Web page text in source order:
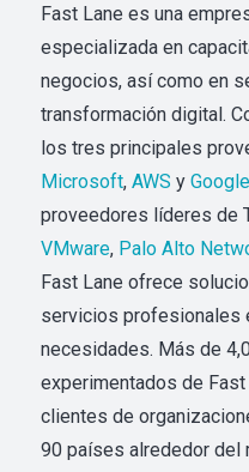
Fast Lane es una
especializada en
negocios, así como en
transformación digital.
los tres principales
Microsoft, AWS y Google
proveedores líderes de
VMware, Palo Alto
Fast Lane ofrece
servicios profesionales
necesidades. Más de
experimentados de
clientes de
90 países alrededor del